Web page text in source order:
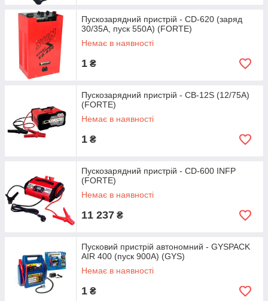
Пускозарядний пристрій - CD-620 (заряд
30/35А, пуск 550А) (FORTE)
Немає в наявності
1 ₴
Пускозарядний пристрій - CB-12S (12/75А)
(FORTE)
Немає в наявності
1 ₴
Пускозарядний пристрій - CD-600 INFP
(FORTE)
Немає в наявності
11 237 ₴
Пусковий пристрій автономний - GYSPACK
AIR 400 (пуск 900А) (GYS)
Немає в наявності
1 ₴